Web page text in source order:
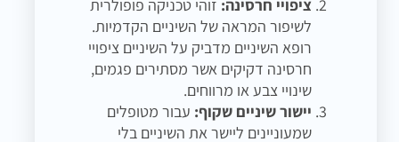
ציפויי חרסינה: זוהי טכניקה פופולרית
לשיפור המראה של השיניים הקדמיות.
רופא השיניים מדביק על השיניים ציפויי
חרסינה דקיקים אשר מסתירים פגמים,
שינויי צבע או מרווחים.
יישור שיניים שקוף: עבור מטופלים
שמעוניינים ליישר את השיניים בלי